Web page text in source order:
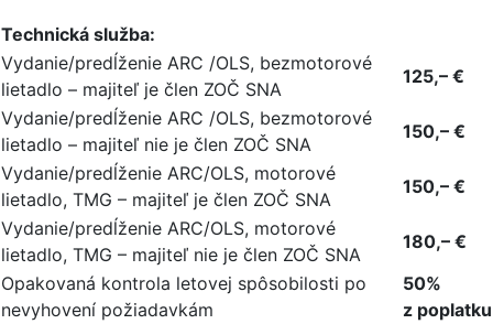
Technická služba:
Vydanie/predĺženie ARC /OLS, bezmotorové
lietadlo – majiteľ je člen ZOČ SNA
125,– €
Vydanie/predĺženie ARC /OLS, bezmotorové
lietadlo – majiteľ nie je člen ZOČ SNA
150,– €
Vydanie/predĺženie ARC/OLS, motorové
lietadlo, TMG – majiteľ je člen ZOČ SNA
150,– €
Vydanie/predĺženie ARC/OLS, motorové
lietadlo, TMG – majiteľ nie je člen ZOČ SNA
180,– €
Opakovaná kontrola letovej spôsobilosti po
nevyhovení požiadavkám
50%
z poplatku